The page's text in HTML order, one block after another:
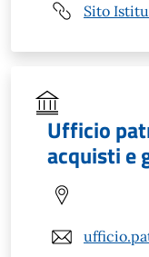
Sito
Ufficio
acquisti e